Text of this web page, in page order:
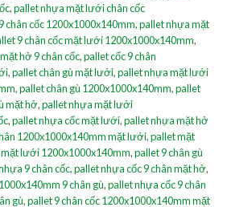
,pallet nhựa mặt lưới chân cốc
chân cốc 1200x1000x140mm,pallet nhựa mặt
9 chân cốc mặt lưới 1200x1000x140mm,
hở 9 chân cốc,pallet cốc 9 chân
,pallet chân gù mặt lưới,pallet nhựa mặt lưới
,pallet chân gù 1200x1000x140mm,pallet
mặt hở,pallet nhựa mặt lưới
,pallet nhựa cốc mặt lưới,pallet nhựa mặt hở
1200x1000x140mm mặt lưới,pallet mặt
lưới 1200x1000x140mm,pallet 9 chân gù
9 chân cốc,pallet nhựa cốc 9 chân mặt hở,
9 chân gù,pallet nhựa cốc 9 chân
gù,pallet 9 chân cốc 1200x1000x140mm mặt